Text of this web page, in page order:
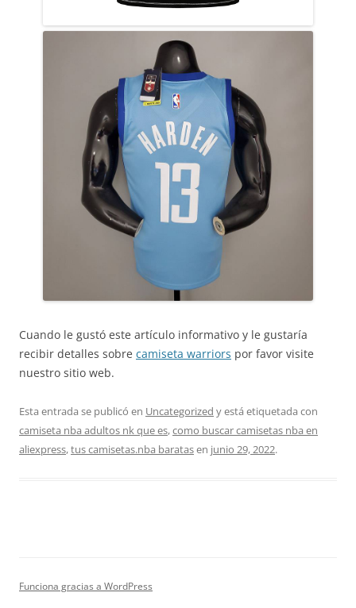
Cuando le gustó este artículo informativo y le gustaría
recibir detalles sobre camiseta warriors por favor visite
nuestro sitio web.
Esta entrada se publicó en Uncategorized y está etiquetada con
camiseta nba adultos nk que es,como buscar camisetas nba en
aliexpress,tus camisetas.nba baratasen junio 29, 2022.
Funciona gracias a WordPress